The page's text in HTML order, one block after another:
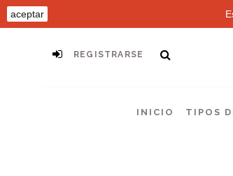
aceptar
REGISTRARSE
INICIO TIPOS